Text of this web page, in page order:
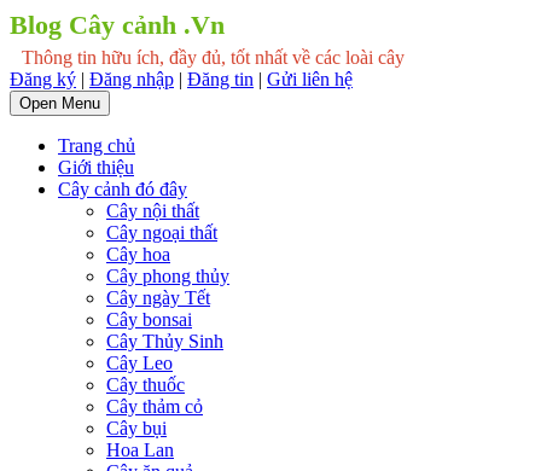
Blog Cây cảnh .Vn
Thông tin hữu ích, đầy đủ, tốt nhất về các loài cây
Đăng ký | Đăng nhập | Đăng tin | Gửi liên hệ
Open Menu
Trang chủ
Giới thiệu
Cây cảnh đó đây
Cây nội thất
Cây ngoại thất
Cây hoa
Cây phong thủy
Cây ngày Tết
Cây bonsai
Cây Thủy Sinh
Cây Leo
Cây thuốc
Cây thảm cỏ
Cây bụi
Hoa Lan